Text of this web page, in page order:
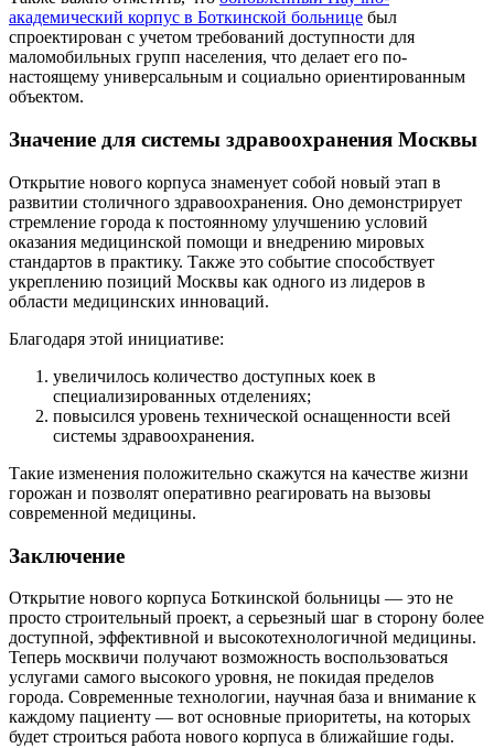
академический корпус в Боткинской больнице был
спроектирован с учетом требований доступности для
маломобильных групп населения, что делает его по-
настоящему универсальным и социально ориентированным
объектом.
Значение для системы здравоохранения Москвы
Открытие нового корпуса знаменует собой новый этап в
развитии столичного здравоохранения. Оно демонстрирует
стремление города к постоянному улучшению условий
оказания медицинской помощи и внедрению мировых
стандартов в практику. Также это событие способствует
укреплению позиций Москвы как одного из лидеров в
области медицинских инноваций.
Благодаря этой инициативе:
увеличилось количество доступных коек в
специализированных отделениях;
повысился уровень технической оснащенности всей
системы здравоохранения.
Такие изменения положительно скажутся на качестве жизни
горожан и позволят оперативно реагировать на вызовы
современной медицины.
Заключение
Открытие нового корпуса Боткинской больницы — это не
просто строительный проект, а серьезный шаг в сторону более
доступной, эффективной и высокотехнологичной медицины.
Теперь москвичи получают возможность воспользоваться
услугами самого высокого уровня, не покидая пределов
города. Современные технологии, научная база и внимание к
каждому пациенту — вот основные приоритеты, на которых
будет строиться работа нового корпуса в ближайшие годы.